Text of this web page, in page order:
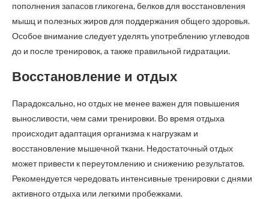
пополнения запасов гликогена, белков для восстановления
мышц и полезных жиров для поддержания общего здоровья.
Особое внимание следует уделять употреблению углеводов
до и после тренировок, а также правильной гидратации.
Восстановление и отдых
Парадоксально, но отдых не менее важен для повышения
выносливости, чем сами тренировки. Во время отдыха
происходит адаптация организма к нагрузкам и
восстановление мышечной ткани. Недостаточный отдых
может привести к переутомлению и снижению результатов.
Рекомендуется чередовать интенсивные тренировки с днями
активного отдыха или легкими пробежками.